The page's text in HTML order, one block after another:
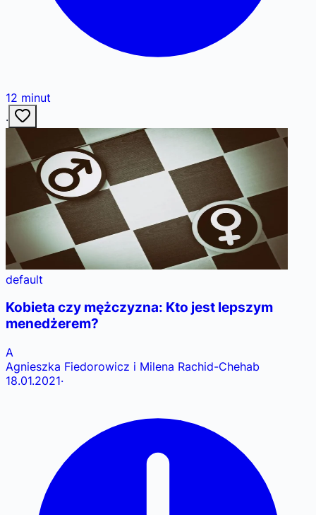
12 minut
·
default
Kobieta czy mężczyzna: Kto jest lepszym
menedżerem?
A
Agnieszka Fiedorowicz i Milena Rachid-Chehab
18.01.2021·